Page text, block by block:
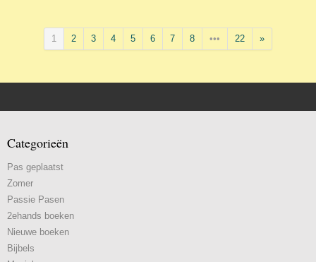
1 2 3 4 5 6 7 8 ••• 22 »
Categorieën
Pas geplaatst
Zomer
Passie Pasen
2ehands boeken
Nieuwe boeken
Bijbels